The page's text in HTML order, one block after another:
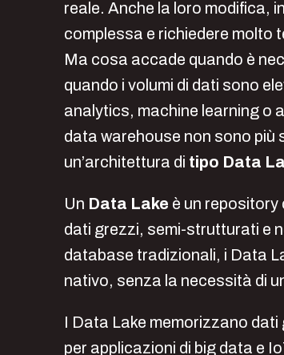
reale. Anche la loro modifica,
complessa e richiedere molto
Ma cosa accade quando è
quando i volumi di dati sono
analytics, machine learning o
data warehouse non sono
un’architettura di tipo Data
Un Data Lake è un
dati grezzi, semi-strutturati e
database tradizionali, i Data
nativo, senza la necessità di
I Data Lake memorizzano
per applicazioni di big data e